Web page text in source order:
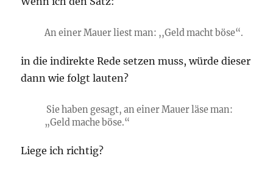
An einer Mauer liest man: ,,Geld macht böse“.
in die indirekte Rede setzen muss, würde dieser
dann wie folgt lauten?
Sie haben gesagt, an einer Mauer läse man:
„Geld mache böse.“
Liege ich richtig?